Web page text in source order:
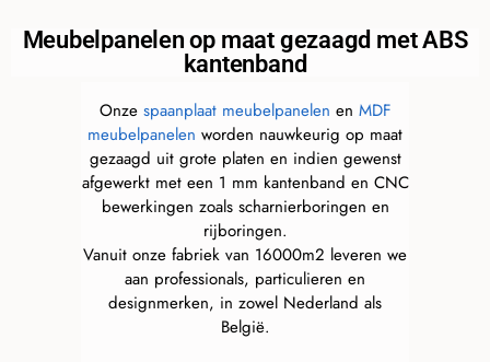
Meubelpanelen op maat gezaagd met ABS
kantenband
Onze spaanplaat meubelpanelen en MDF
meubelpanelen worden nauwkeurig op maat
gezaagd uit grote platen en indien gewenst
afgewerkt met een 1 mm kantenband en CNC
bewerkingen zoals scharnierboringen en
rijboringen.
Vanuit onze fabriek van 16000m2 leveren we
aan professionals, particulieren en
designmerken, in zowel Nederland als
België.